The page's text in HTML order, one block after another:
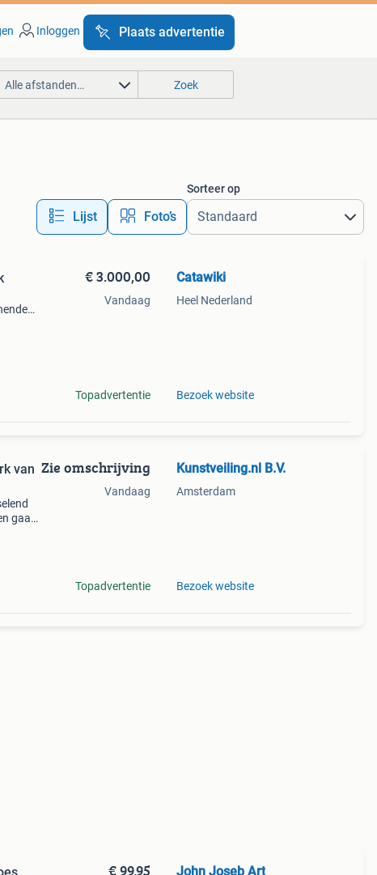
Inloggen Plaats advertentie
Alle afstanden… Zoek
Lijst Foto’s
Sorteer op
€ 3.000,00
Vandaag
Topadvertentie
Catawiki
Heel Nederland
Bezoek website
van
gaan
Zie omschrijving
Vandaag
Topadvertentie
Kunstveiling.nl B.V.
Amsterdam
Bezoek website
€ 99,95 John Joseb Art